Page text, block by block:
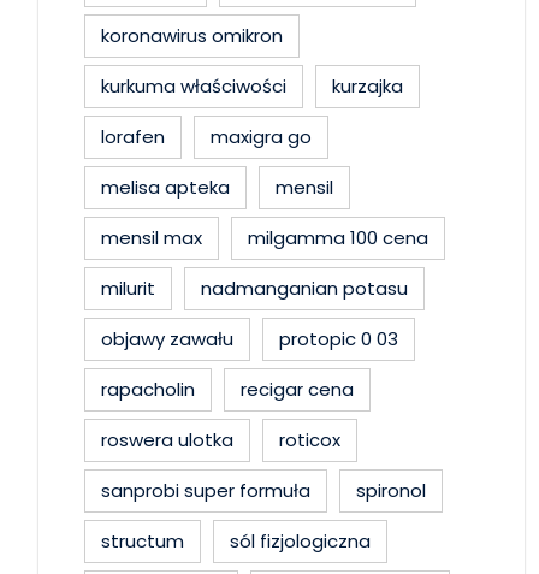
koronawirus omikron
kurkuma właściwości
kurzajka
lorafen
maxigra go
melisa apteka
mensil
mensil max
milgamma 100 cena
milurit
nadmanganian potasu
objawy zawału
protopic 0 03
rapacholin
recigar cena
roswera ulotka
roticox
sanprobi super formuła
spironol
structum
sól fizjologiczna